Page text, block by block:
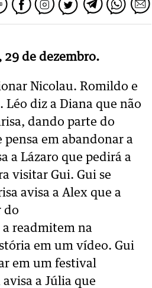
29 de dezembro.
Nicolau. Romildo e
diz a Diana que não
dando parte do
em abandonar a
a Lázaro que pedirá a
visitar Gui. Gui se
avisa a Alex que a
do
a readmitem na
em um vídeo. Gui
em um festival
a Júlia que